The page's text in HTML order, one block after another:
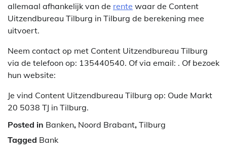
allemaal afhankelijk van de rente waar de Content
Uitzendbureau Tilburg in Tilburg de berekening mee
uitvoert.
Neem contact op met Content Uitzendbureau Tilburg
via de telefoon op: 135440540. Of via email: . Of bezoek
hun website:
Je vind Content Uitzendbureau Tilburg op: Oude Markt
20 5038 TJ in Tilburg.
Posted in Banken, Noord Brabant, Tilburg
Tagged Bank